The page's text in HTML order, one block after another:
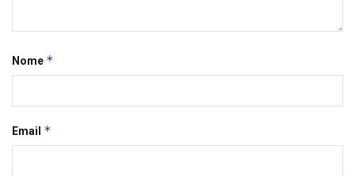
Nome *
Email *